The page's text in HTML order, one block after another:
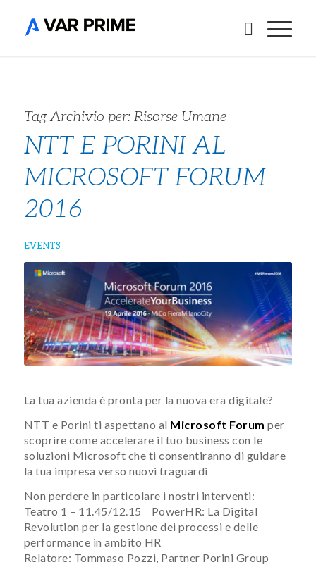
Tag Archivio per: Risorse Umane
NTT E PORINI AL
MICROSOFT FORUM
2016
EVENTS
La tua azienda è pronta per la nuova era digitale?
NTT e Porini ti aspettano al Microsoft Forum per
scoprire come accelerare il tuo business con le
soluzioni Microsoft che ti consentiranno di guidare
la tua impresa verso nuovi traguardi
Non perdere in particolare i nostri interventi:
Teatro 1 – 11.45/12.15 PowerHR: La Digital
Revolution per la gestione dei processi e delle
performance in ambito HR
Relatore: Tommaso Pozzi, Partner Porini Group